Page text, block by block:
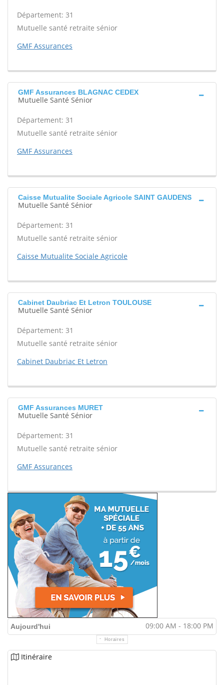
Département: 31
Mutuelle santé retraite sénior
GMF Assurances
GMF Assurances BLAGNAC CEDEX
Mutuelle Santé Sénior
Département: 31
Mutuelle santé retraite sénior
GMF Assurances
Caisse Mutualite Sociale Agricole SAINT GAUDENS
Mutuelle Santé Sénior
Département: 31
Mutuelle santé retraite sénior
Caisse Mutualite Sociale Agricole
Cabinet Daubriac Et Letron TOULOUSE
Mutuelle Santé Sénior
Département: 31
Mutuelle santé retraite sénior
Cabinet Daubriac Et Letron
GMF Assurances MURET
Mutuelle Santé Sénior
Département: 31
Mutuelle santé retraite sénior
GMF Assurances
Aujourd'hui 09:00 AM - 18:00 PM
Horaires
Itinéraire